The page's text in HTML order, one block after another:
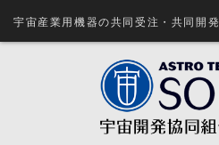
宇宙産業用機器の共同受注・共同開発